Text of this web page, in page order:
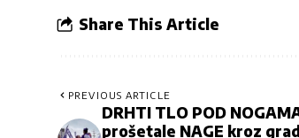
Share This Article
PREVIOUS ARTICLE
DRHTI TLO POD
prošetale NAGE kroz